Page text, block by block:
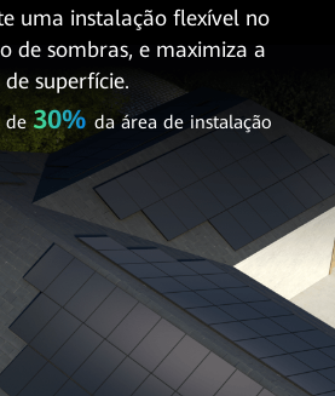
uma instalação flexível no
de sombras, e maximiza a
superfície.
de30% da área de instalação